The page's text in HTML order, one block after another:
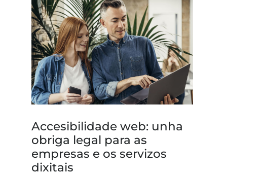
Accesibilidade web: unha
obriga legal para as
empresas e os servizos
dixitais